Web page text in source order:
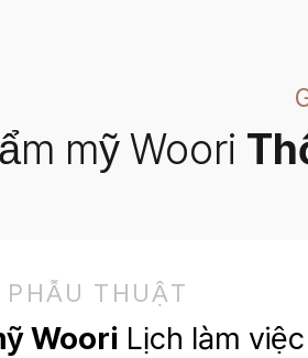
mỹ Woori
THUẬT
Woori Lịch làm việc